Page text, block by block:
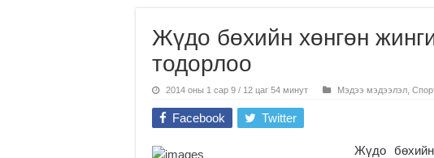
Жүдо бөхийн хөнгөн
тодорлоо
2014 оны 1 сар 9 / 12 цаг 54 минут Мэдээ мэдээлэл
Facebook Twitter
Жүдо